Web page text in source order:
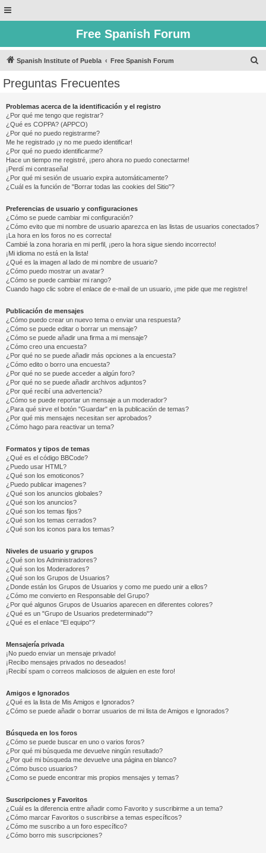
Free Spanish Forum
Spanish Institute of Puebla Free Spanish Forum
Preguntas Frecuentes
Problemas acerca de la identificación y el registro
¿Por qué me tengo que registrar?
¿Qué es COPPA? (APPCO)
¿Por qué no puedo registrarme?
Me he registrado ¡y no me puedo identificar!
¿Por qué no puedo identificarme?
Hace un tiempo me registré, ¡pero ahora no puedo conectarme!
¡Perdí mi contraseña!
¿Por qué mi sesión de usuario expira automáticamente?
¿Cuál es la función de "Borrar todas las cookies del Sitio"?
Preferencias de usuario y configuraciones
¿Cómo se puede cambiar mi configuración?
¿Cómo evito que mi nombre de usuario aparezca en las listas de usuarios conectados?
¡La hora en los foros no es correcta!
Cambié la zona horaria en mi perfil, ¡pero la hora sigue siendo incorrecto!
¡Mi idioma no está en la lista!
¿Qué es la imagen al lado de mi nombre de usuario?
¿Cómo puedo mostrar un avatar?
¿Cómo se puede cambiar mi rango?
Cuando hago clic sobre el enlace de e-mail de un usuario, ¡me pide que me registre!
Publicación de mensajes
¿Cómo puedo crear un nuevo tema o enviar una respuesta?
¿Cómo se puede editar o borrar un mensaje?
¿Cómo se puede añadir una firma a mi mensaje?
¿Cómo creo una encuesta?
¿Por qué no se puede añadir más opciones a la encuesta?
¿Cómo edito o borro una encuesta?
¿Por qué no se puede acceder a algún foro?
¿Por qué no se puede añadir archivos adjuntos?
¿Por qué recibí una advertencia?
¿Cómo se puede reportar un mensaje a un moderador?
¿Para qué sirve el botón "Guardar" en la publicación de temas?
¿Por qué mis mensajes necesitan ser aprobados?
¿Cómo hago para reactivar un tema?
Formatos y tipos de temas
¿Qué es el código BBCode?
¿Puedo usar HTML?
¿Qué son los emoticonos?
¿Puedo publicar imagenes?
¿Qué son los anuncios globales?
¿Qué son los anuncios?
¿Qué son los temas fijos?
¿Qué son los temas cerrados?
¿Qué son los iconos para los temas?
Niveles de usuario y grupos
¿Qué son los Administradores?
¿Qué son los Moderadores?
¿Qué son los Grupos de Usuarios?
¿Donde están los Grupos de Usuarios y como me puedo unir a ellos?
¿Cómo me convierto en Responsable del Grupo?
¿Por qué algunos Grupos de Usuarios aparecen en diferentes colores?
¿Qué es un "Grupo de Usuarios predeterminado"?
¿Qué es el enlace "El equipo"?
Mensajería privada
¡No puedo enviar un mensaje privado!
¡Recibo mensajes privados no deseados!
¡Recibí spam o correos maliciosos de alguien en este foro!
Amigos e Ignorados
¿Qué es la lista de Mis Amigos e Ignorados?
¿Cómo se puede añadir o borrar usuarios de mi lista de Amigos e Ignorados?
Búsqueda en los foros
¿Cómo se puede buscar en uno o varios foros?
¿Por qué mi búsqueda me devuelve ningún resultado?
¿Por qué mi búsqueda me devuelve una página en blanco?
¿Cómo busco usuarios?
¿Como se puede encontrar mis propios mensajes y temas?
Suscripciones y Favoritos
¿Cuál es la diferencia entre añadir como Favorito y suscribirme a un tema?
¿Cómo marcar Favoritos o suscribirse a temas específicos?
¿Cómo me suscribo a un foro específico?
¿Cómo borro mis suscripciones?